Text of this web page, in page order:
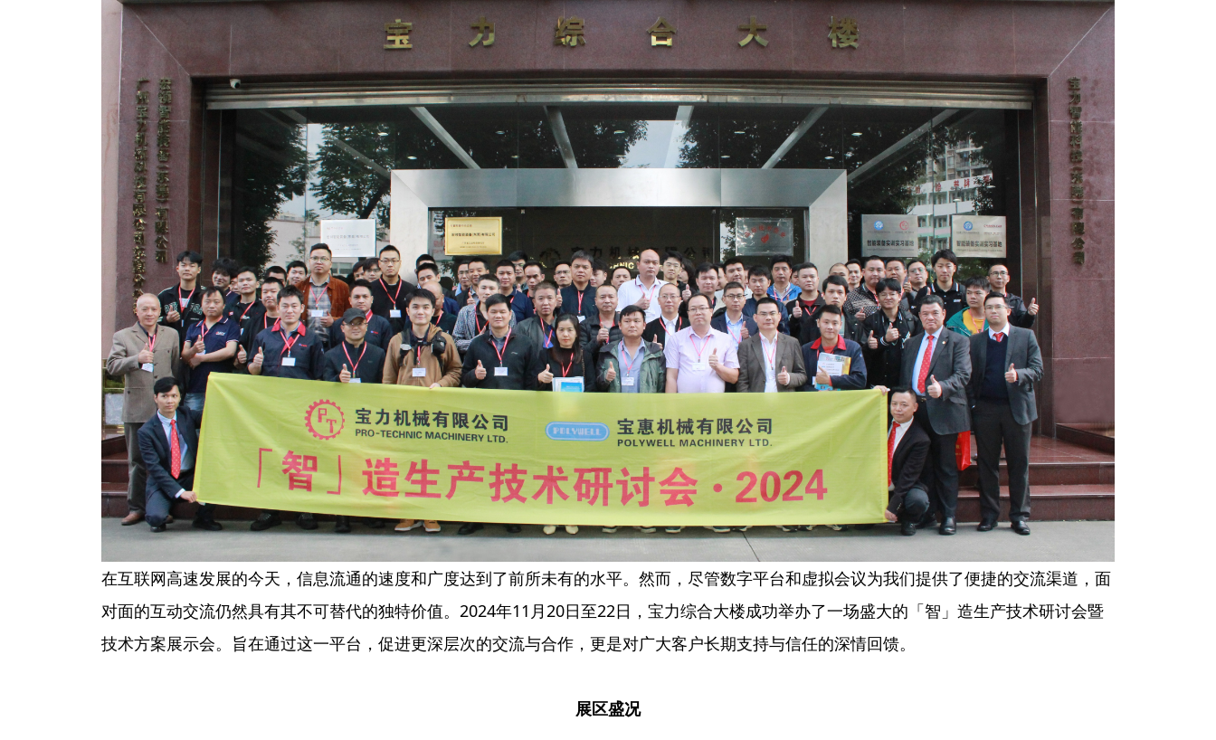
在互联网高速发展的今天，信息流通的速度和广度达到了前所未有的水平。然而，尽管数字平台和虚拟会议为我们提供了便捷的交流渠道，面
对面的互动交流仍然具有其不可替代的独特价值。2024年11月20日至22日，宝力综合大楼成功举办了一场盛大的「智」造生产技术研讨会暨
技术方案展示会。旨在通过这一平台，促进更深层次的交流与合作，更是对广大客户长期支持与信任的深情回馈。
展区盛况